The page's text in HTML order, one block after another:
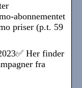
abonnementet
priser (p.t. 59
Her finder
fra